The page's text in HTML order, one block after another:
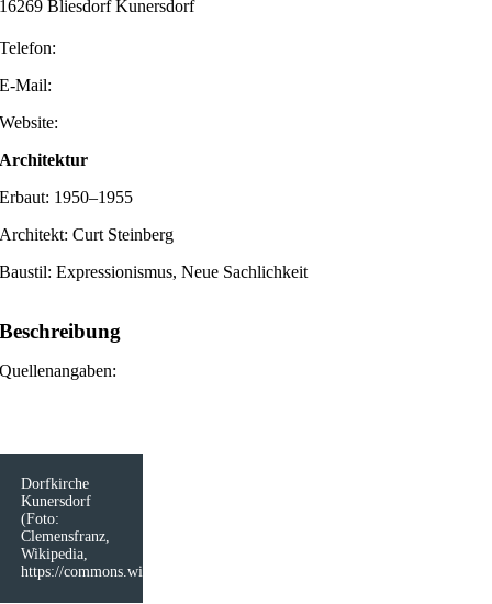
16269 Bliesdorf Kunersdorf
Telefon:
E-Mail:
Website:
Architektur
Erbaut: 1950–1955
Architekt: Curt Steinberg
Baustil: Expressionismus, Neue Sachlichkeit
Beschreibung
Quellenangaben:
Dorfkirche
Kunersdorf
(Foto:
Clemensfranz,
Wikipedia,
https://commons.wikimedia.org/wiki/